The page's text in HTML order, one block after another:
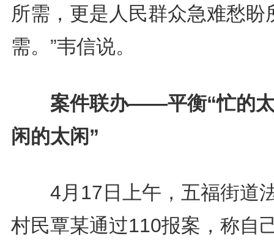
所需，更是人民群众急难愁盼
需。”韦信说。
案件联办——平衡“忙的太
闲的太闲”
4月17日上午，五福街道
村民覃某通过110报案，称自